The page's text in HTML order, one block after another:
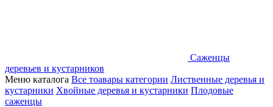
Саженцы
деревьев и кустарников
Меню каталога Все тоавары категории Лиственные деревья и
кустарники Хвойные деревья и кустарники Плодовые
саженцы